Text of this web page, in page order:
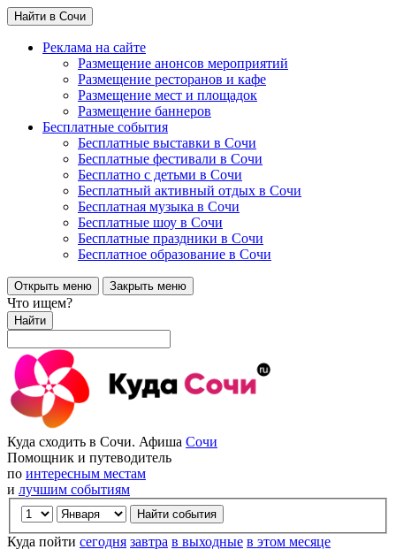
Найти в Сочи
Реклама на сайте
Размещение анонсов мероприятий
Размещение ресторанов и кафе
Размещение мест и площадок
Размещение баннеров
Бесплатные события
Бесплатные выставки в Сочи
Бесплатные фестивали в Сочи
Бесплатно с детьми в Сочи
Бесплатный активный отдых в Сочи
Бесплатная музыка в Сочи
Бесплатные шоу в Сочи
Бесплатные праздники в Сочи
Бесплатное образование в Сочи
Открыть меню Закрыть меню
Что ищем?
Найти
Куда сходить в Сочи. Афиша Сочи
Помощник и путеводитель
по интересным местам
и лучшим событиям
Куда пойти сегодня завтра в выходные в этом месяце